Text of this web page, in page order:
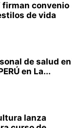
firman convenio
de vida
de salud en
en La...
lanza